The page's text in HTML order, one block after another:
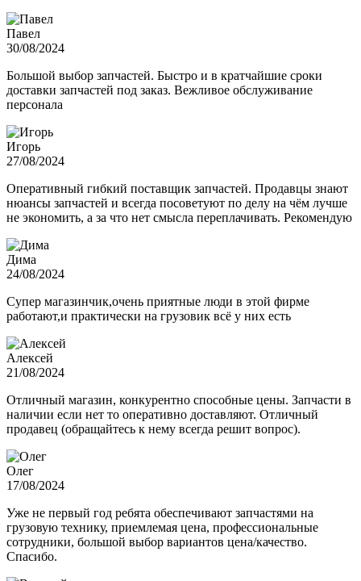
Павел
30/08/2024
Большой выбор запчастей. Быстро и в кратчайшие сроки
доставки запчастей под заказ. Вежливое обслуживание
персонала
Игорь
27/08/2024
Оперативный гибкий поставщик запчастей. Продавцы знают
нюансы запчастей и всегда посоветуют по делу на чём лучше
не экономить, а за что нет смысла переплачивать. Рекомендую
Дима
24/08/2024
Супер магазинчик,очень приятные люди в этой фирме
работают,и практически на грузовик всё у них есть
Алексей
21/08/2024
Отличный магазин, конкурентно способные цены. Запчасти в
наличии если нет то оперативно доставляют. Отличный
продавец (обращайтесь к нему всегда решит вопрос).
Олег
17/08/2024
Уже не первый год ребята обеспечивают запчастями на
грузовую технику, приемлемая цена, профессиональные
сотрудники, большой выбор вариантов цена/качество.
Спасибо.